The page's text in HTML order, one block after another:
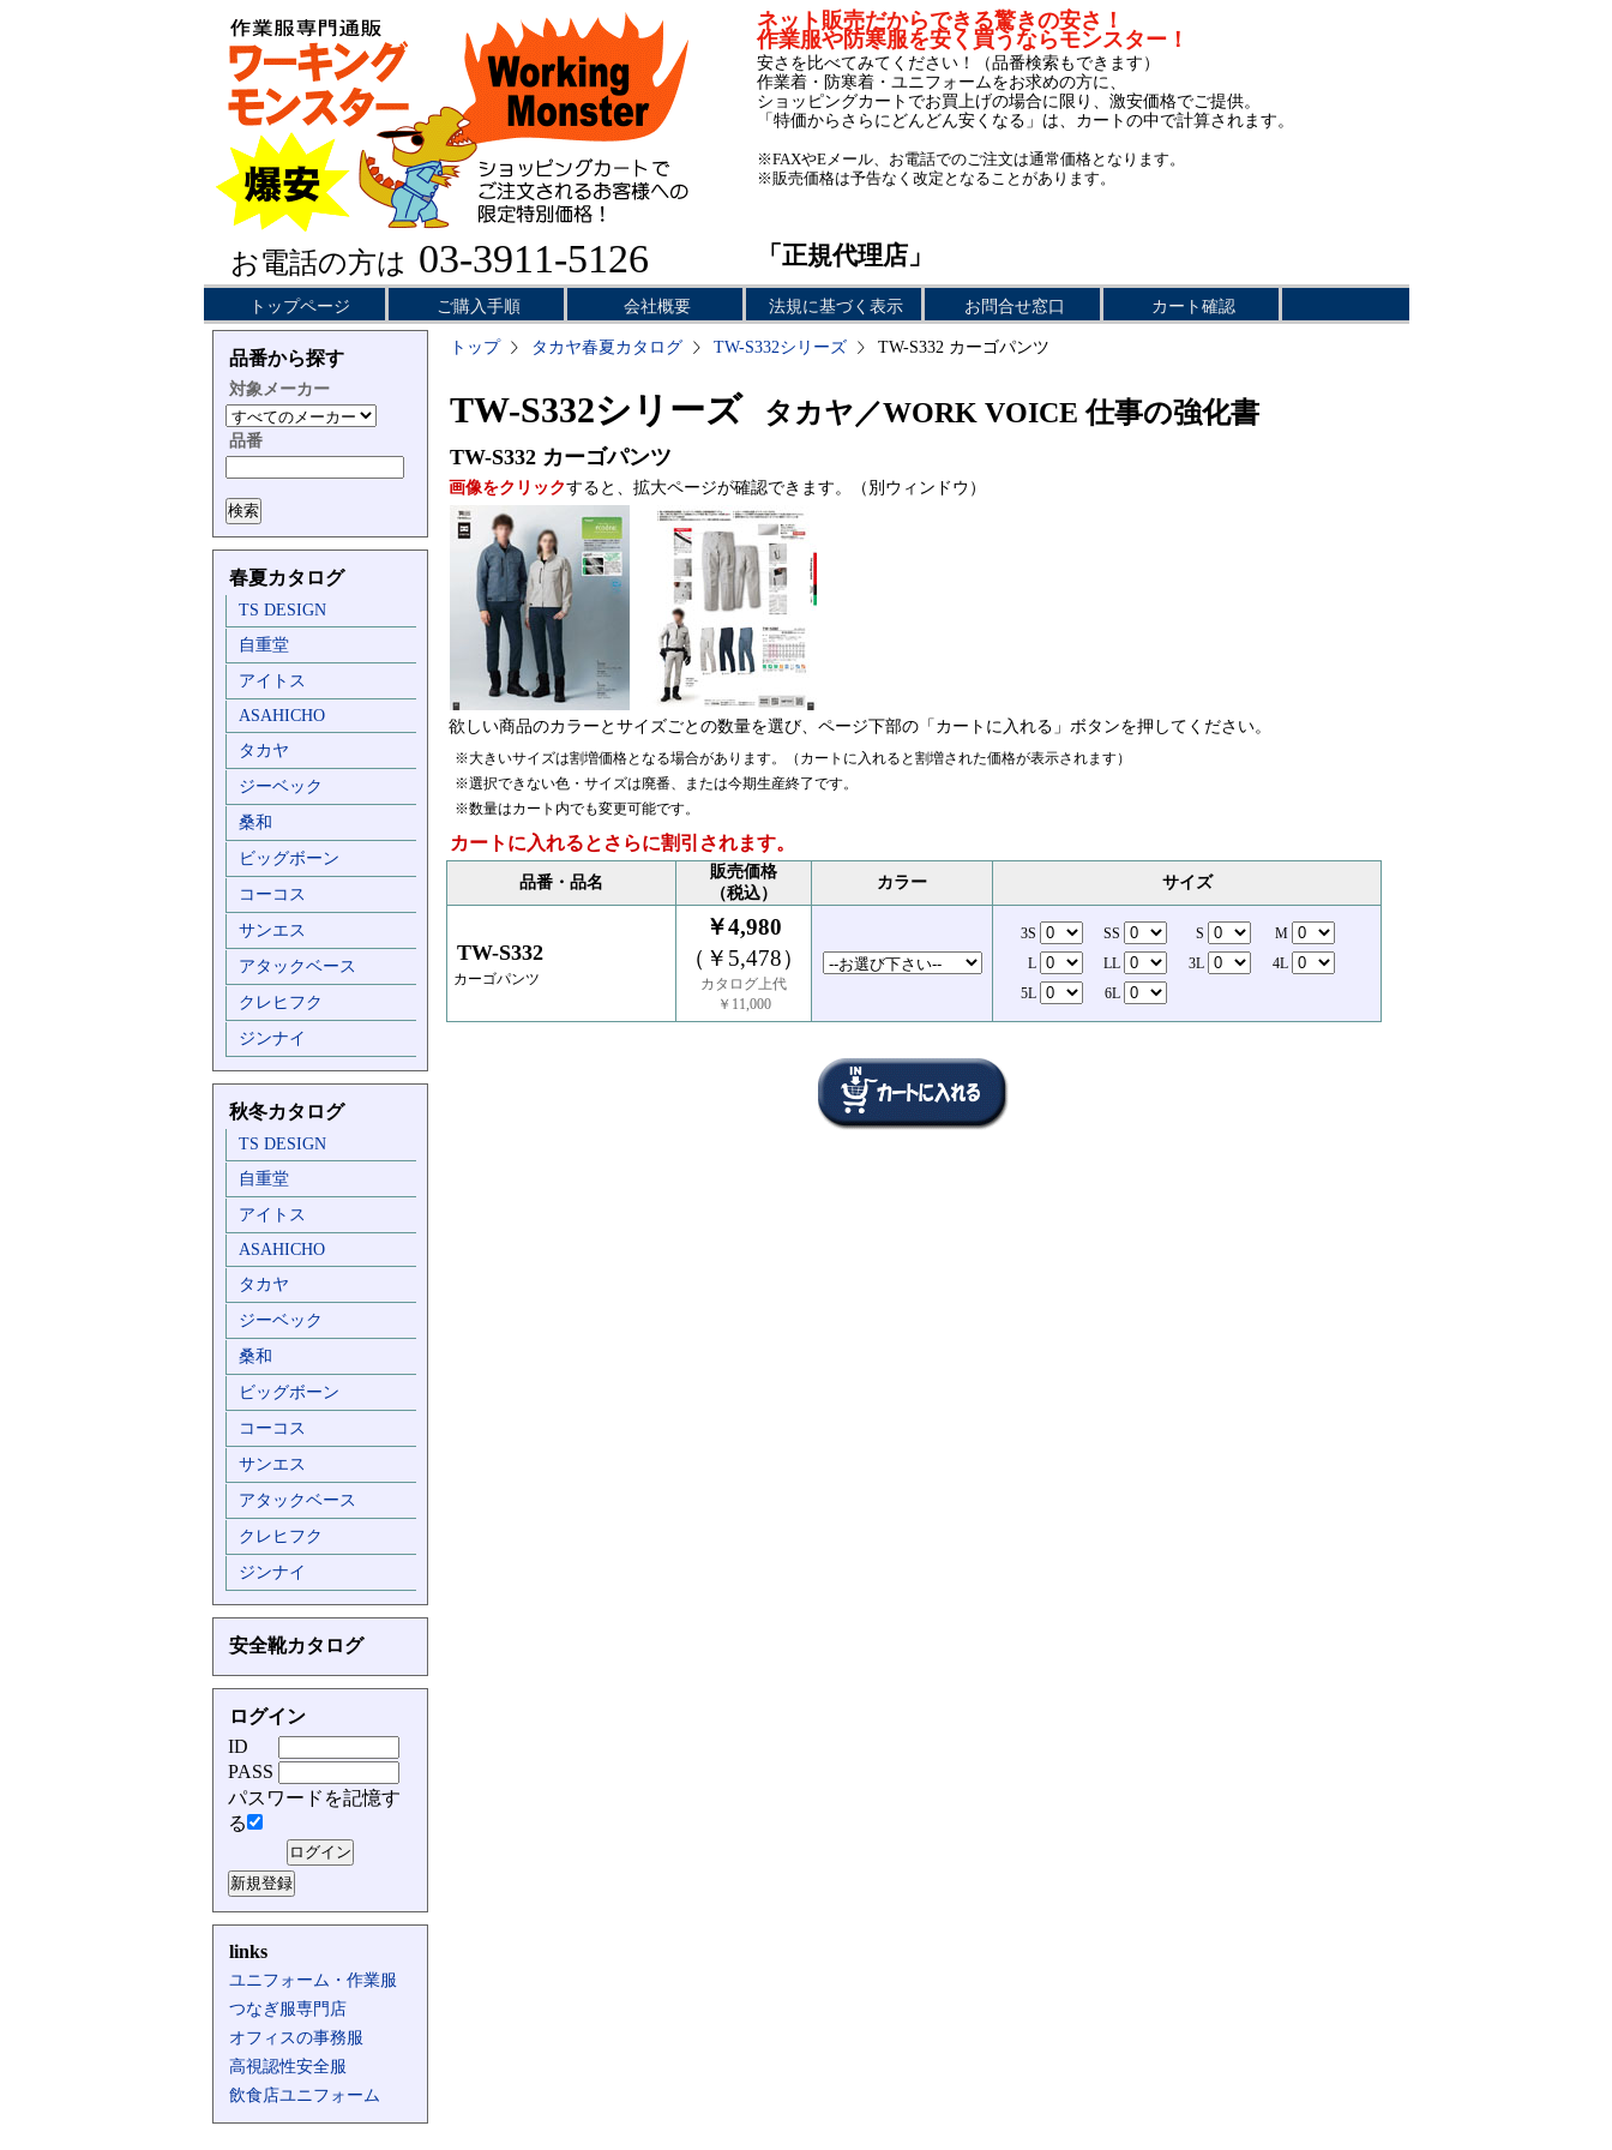
お電話の方は 03-3911-5126
ネット販売だからできる驚きの安さ！
作業服や防寒服を安く買うならモンスター！
安さを比べてみてください！（品番検索もできます）
作業着・防寒着・ユニフォームをお求めの方に、
ショッピングカートでお買上げの場合に限り、激安価格でご提供。
「特価からさらにどんどん安くなる」は、カートの中で計算されます。
※FAXやEメール、お電話でのご注文は通常価格となります。
※販売価格は予告なく改定となることがあります。
「正規代理店」
トップページ ご購入手順 会社概要 法規に基づく表示 お問合せ窓口 カート確認
品番から探す
対象メーカー
品番
春夏カタログ
TS DESIGN
自重堂
アイトス
ASAHICHO
タカヤ
ジーベック
桑和
ビッグボーン
コーコス
サンエス
アタックベース
クレヒフク
ジンナイ
秋冬カタログ
TS DESIGN
自重堂
アイトス
ASAHICHO
タカヤ
ジーベック
桑和
ビッグボーン
コーコス
サンエス
アタックベース
クレヒフク
ジンナイ
安全靴カタログ
ログイン
ID
PASS
パスワードを記憶す
る
links
ユニフォーム・作業服
つなぎ服専門店
オフィスの事務服
高視認性安全服
飲食店ユニフォーム
トップ タカヤ春夏カタログ TW-S332シリーズ TW-S332 カーゴパンツ
TW-S332シリーズ タカヤ／WORK VOICE 仕事の強化書
TW-S332 カーゴパンツ
画像をクリックすると、拡大ページが確認できます。（別ウィンドウ）
欲しい商品のカラーとサイズごとの数量を選び、ページ下部の「カートに入れる」ボタンを押してください。
※大きいサイズは割増価格となる場合があります。（カートに入れると割増された価格が表示されます）
※選択できない色・サイズは廃番、または今期生産終了です。
※数量はカート内でも変更可能です。
カートに入れるとさらに割引されます。
品番・品名
販売価格
（税込）
カラー サイズ
TW-S332
カーゴパンツ
￥4,980
（￥5,478）
カタログ上代
￥11,000
3S SS S
M
L
LL 3L
4L
5L
6L